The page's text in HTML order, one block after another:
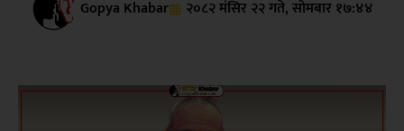
Gopya Khabar २०८२ मंसिर २२ गते, सोमबार १७:४४